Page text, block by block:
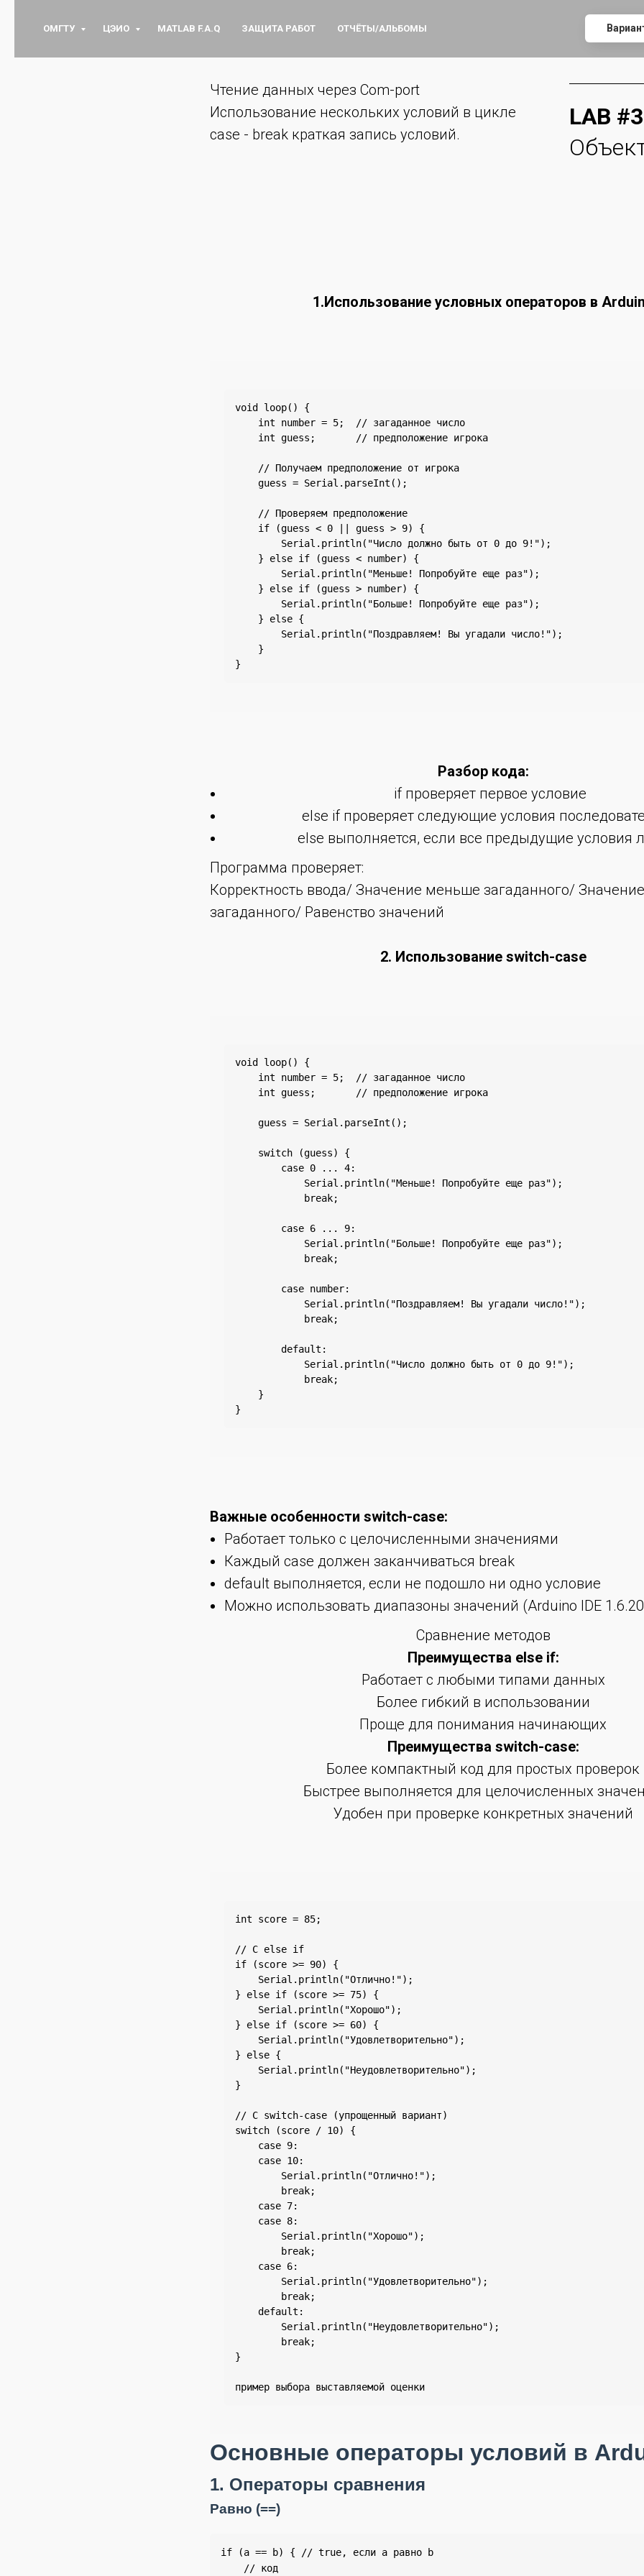
ОМГТУ ЦЭИО MATLAB F.A.Q ЗАЩИТА РАБОТ ОТЧЁТЫ/АЛЬБОМЫ
LAB
Чтение данных через Com-port
Использование нескольких условий в цикле
case - break краткая запись условий.
1.Использование условных операторов в
void loop() {
    int number = 5;  // загаданное число
    int guess;       // предположение игрока
    // Получаем предположение от игрока
    guess = Serial.parseInt();
    // Проверяем предположение
    if (guess < 0 || guess > 9) {
        Serial.println("Число должно быть от 0 до 9!");
    } else if (guess < number) {
        Serial.println("Меньше! Попробуйте еще раз");
    } else if (guess > number) {
        Serial.println("Больше! Попробуйте еще раз");
    } else {
        Serial.println("Поздравляем! Вы угадали число!");
    }
}
Разбор кода:
if проверяет первое условие
else if проверяет следующие условия
else выполняется, если все предыдущие условия
Программа проверяет:
Корректность ввода/ Значение меньше загаданного/
загаданного/ Равенство значений
2. Использование switch-case
void loop() {
    int number = 5;  // загаданное число
    int guess;       // предположение игрока
    guess = Serial.parseInt();
    switch (guess) {
        case 0 ... 4:
            Serial.println("Меньше! Попробуйте еще раз");
            break;
        case 6 ... 9:
            Serial.println("Больше! Попробуйте еще раз");
            break;
        case number:
            Serial.println("Поздравляем! Вы угадали число!");
            break;
        default:
            Serial.println("Число должно быть от 0 до 9!");
            break;
    }
}
Важные особенности switch-case:
Работает только с целочисленными значениями
Каждый case должен заканчиваться break
default выполняется, если не подошло ни одно условие
Можно использовать диапазоны значений (Arduino IDE
Сравнение методов
Преимущества else if:
Работает с любыми типами данных
Более гибкий в использовании
Проще для понимания начинающих
Преимущества switch-case:
Более компактный код для простых проверок
Быстрее выполняется для целочисленных
Удобен при проверке конкретных значений
int score = 85;
// С else if
if (score >= 90) {
    Serial.println("Отлично!");
} else if (score >= 75) {
    Serial.println("Хорошо");
} else if (score >= 60) {
    Serial.println("Удовлетворительно");
} else {
    Serial.println("Неудовлетворительно");
}
// С switch-case (упрощенный вариант)
switch (score / 10) {
    case 9:
    case 10:
        Serial.println("Отлично!");
        break;
    case 7:
    case 8:
        Serial.println("Хорошо");
        break;
    case 6:
        Serial.println("Удовлетворительно");
        break;
    default:
        Serial.println("Неудовлетворительно");
        break;
}
пример выбора выставляемой оценки
Основные операторы условий в
1. Операторы сравнения
Равно (==)
if (a == b) { // true, если a равно b
    // код